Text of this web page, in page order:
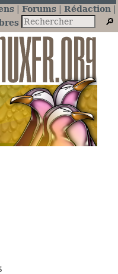
Forums
Rédaction